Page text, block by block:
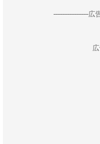
--------------------